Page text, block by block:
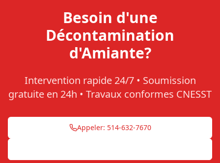
Besoin d'une
Décontamination
d'Amiante?
Intervention rapide 24/7 • Soumission
gratuite en 24h • Travaux conformes CNESST
Appeler: 514-632-7670